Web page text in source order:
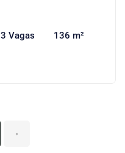
3 Vagas 136 m²
›